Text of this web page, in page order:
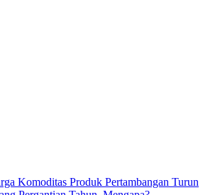
Komoditas Produk Pertambangan Turun